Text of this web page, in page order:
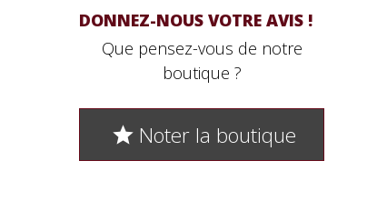
DONNEZ-NOUS VOTRE AVIS !
Que pensez-vous de notre
boutique ?
 Noter la boutique